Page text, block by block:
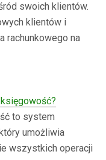
swoich klientów.
klientów i
rachunkowego na
to system
umożliwia
wszystkich operacji